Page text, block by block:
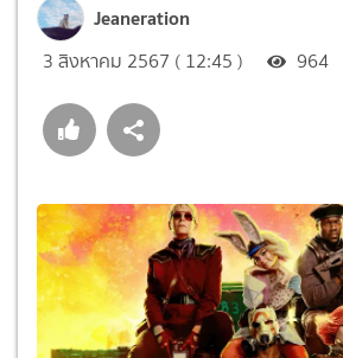
Jeaneration
3 สิงหาคม 2567 ( 12:45 ) 964